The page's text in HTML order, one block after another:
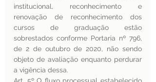
institucional, reconhecimento e
renovação de reconhecimento dos
cursos de graduação estão
sobrestados conforme Portaria nº 796,
de 2 de outubro de 2020, não sendo
objeto de avaliação enquanto perdurar
a vigência dessa.